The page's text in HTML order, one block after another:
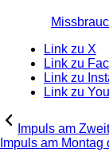
Link zu X
Link zu
Link zu
Link zu
Impuls am
Impuls am